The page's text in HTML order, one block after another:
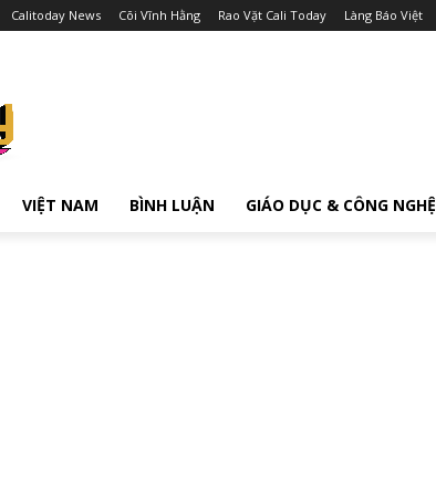
Calitoday News Cõi Vĩnh Hằng Rao Vặt Cali Today Làng Báo Việt
VIỆT NAM BÌNH LUẬN GIÁO DỤC & CÔNG NGHỆ